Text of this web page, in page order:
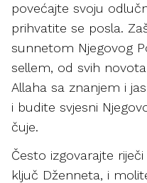
povećajte svoju
prihvatite se posla.
sunnetom Njegovog
sellem, od svih
Allaha sa znanjem i
i budite svjesni
čuje.
Često izgovarajte riječi
ključ Dženneta, i